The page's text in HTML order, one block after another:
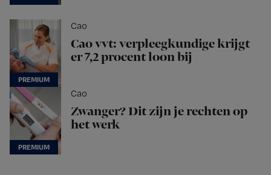
Cao
Cao vvt: verpleegkundige krijgt
er 7,2 procent loon bij
Cao
Zwanger? Dit zijn je rechten op
het werk